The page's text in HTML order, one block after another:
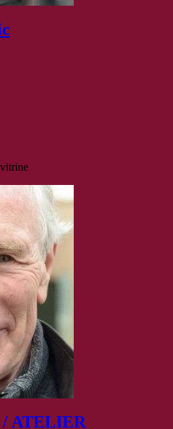
/ ATELIER